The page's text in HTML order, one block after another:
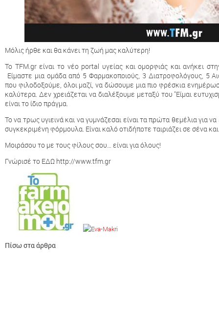
Μόλις ήρθε και θα κάνει τη ζωή μας καλύτερη!
To TFM.gr είναι το νέο portal υγείας και ομορφιάς και ανήκει
Είμαστε μια ομάδα από 5 Φαρμακοποιούς, 3 Διατροφολόγους, 5
που φιλοδοξούμε, όλοι μαζί, να δώσουμε μια πιο φρέσκια
καλύτερα. Δεν χρειάζεται να διαλέξουμε μεταξύ του "Είμαι
είναι το ίδιο πράγμα.
Το να τρως υγιεινά και να γυμνάζεσαι είναι τα πρώτα θεμέλια για
συγκεκριμένη φόρμουλα. Είναι καλό οτιδήποτε ταιριάζει σε σένα
Μοιράσου το με τους φίλους σου… είναι για όλους!
Γνώρισέ το ΕΔΩ http://www.tfm.gr
Πίσω στα άρθρα